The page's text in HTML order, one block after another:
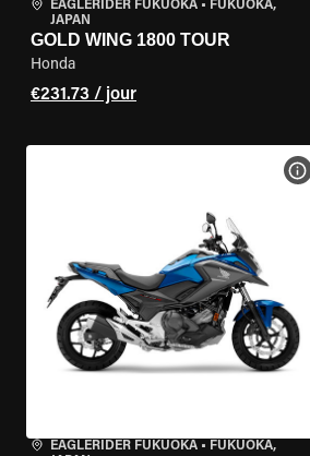
EAGLERIDER FUKUOKA • FUKUOKA,
JAPAN
GOLD WING 1800 TOUR
Honda
€231.73 / jour
EAGLERIDER FUKUOKA • FUKUOKA,